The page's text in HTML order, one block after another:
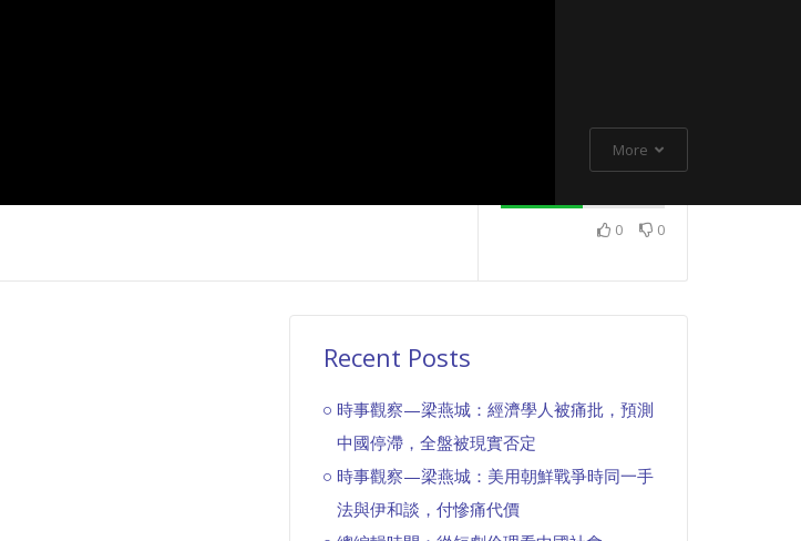
More
0 0
Recent Posts
時事觀察—梁燕城：經濟學人被痛批，預測
中國停滯，全盤被現實否定
時事觀察—梁燕城：美用朝鮮戰爭時同一手
法與伊和談，付慘痛代價